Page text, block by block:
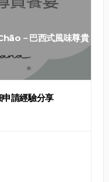
－巴西式風味尊貴
請經驗分享